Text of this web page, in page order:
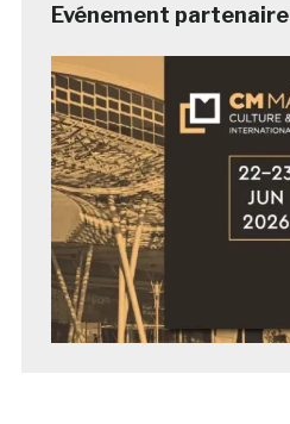
Evénement partenaire